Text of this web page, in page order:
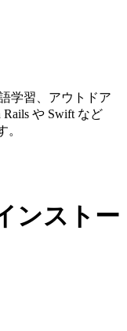
学習、アウトドア
や Swift など
。
ンストー